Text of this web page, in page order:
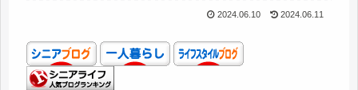
2024.06.10 2024.06.11